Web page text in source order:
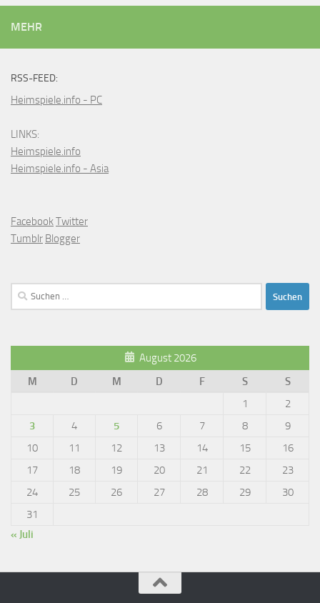
MEHR
RSS-FEED:
Heimspiele.info - PC
LINKS:
Heimspiele.info
Heimspiele.info - Asia
FacebookTwitter
Tumblr Blogger
Suchen
nach:
August 2026
M
D M D F S
S
1
2
3
4 5 6 7 8
9
10
11 12 13 14 15
16
17
18 19 20 21 22
23
24
25 26 27 28 29
30
31
« Juli